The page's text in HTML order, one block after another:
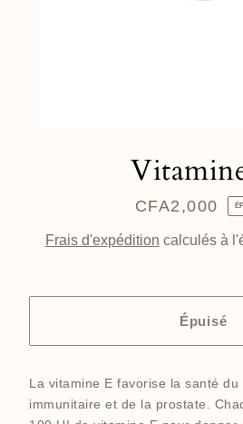
Prix
régulier
CFA2,000
Frais d'expédition calculés à
Épuisé
La vitamine E favorise la santé
immunitaire et de la prostate.